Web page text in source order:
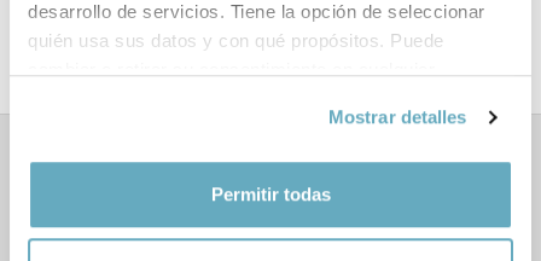
desarrollo de servicios. Tiene la opción de seleccionar
quién usa sus datos y con qué propósitos. Puede
Si lo permite, también quisiéramos:
geográfica que puede tener una precisión de varios
Mostrar detalles
Permitir todas
Año de publicación:Noviembre 2012